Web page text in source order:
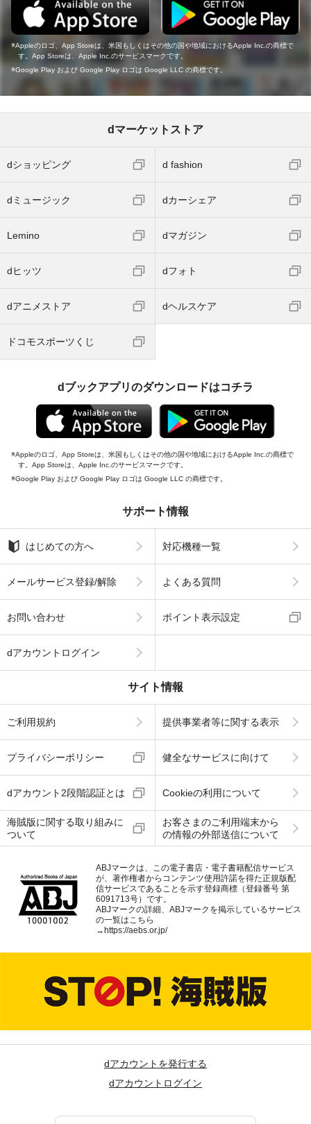
Appleのロゴ、App Storeは、米国もしくはその他の国や地域におけるApple Inc.の商標で
す。App Storeは、Apple Inc.のサービスマークです。
Google Play および Google Play ロゴは Google LLC の商標です。
dマーケットストア
dショッピング d fashion
dミュージック dカーシェア
Lemino dマガジン
dヒッツ dフォト
dアニメストア dヘルスケア
ドコモスポーツくじ
dブックアプリのダウンロードはコチラ
Appleのロゴ、App Storeは、米国もしくはその他の国や地域におけるApple Inc.の商標で
す。App Storeは、Apple Inc.のサービスマークです。
Google Play および Google Play ロゴは Google LLC の商標です。
サポート情報
はじめての方へ 対応機種一覧
メールサービス登録/解除 よくある質問
お問い合わせ ポイント表示設定
dアカウントログイン
サイト情報
ご利用規約 提供事業者等に関する表示
プライバシーポリシー 健全なサービスに向けて
dアカウント2段階認証とは Cookieの利用について
海賊版に関する取り組みに
ついて
お客さまのご利用端末から
の情報の外部送信について
ABJマークは、この電子書店・電子書籍配信サービス
が、著作権者からコンテンツ使用許諾を得た正規版配
信サービスであることを示す登録商標（登録番号 第
6091713号）です。
ABJマークの詳細、ABJマークを掲示しているサービス
の一覧はこちら
→https://aebs.or.jp/
dアカウントを発行する
dアカウントログイン